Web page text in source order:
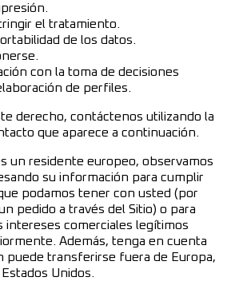
el tratamiento.
de los datos.
con la toma de decisiones
de perfiles.
derecho, contáctenos utilizando la
que aparece a continuación.
un residente europeo, observamos
su información para cumplir
podamos tener con usted (por
pedido a través del Sitio) o para
intereses comerciales legítimos
Además, tenga en cuenta
puede transferirse fuera de Europa,
Unidos.